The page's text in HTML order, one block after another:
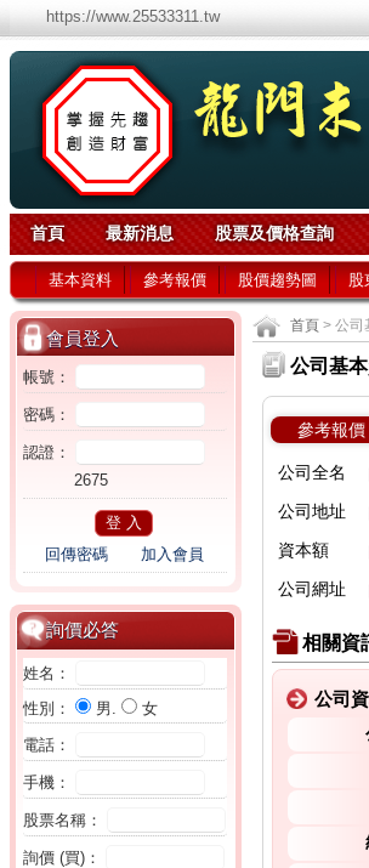
https://www.25533311.tw
首頁 最新消息 股票及價格查詢
基本資料 參考報價 股價趨勢圖 股
會員登入
帳號：
密碼：
認證：
2675
回傳密碼 加入會員
詢價必答
姓名：
性別：
男.
女
電話：
手機：
股票名稱：
詢價 (買)：
首頁> 公司
公司基
參考報價
公司全名
公司地址
資本額
公司網址
相關資
公司資